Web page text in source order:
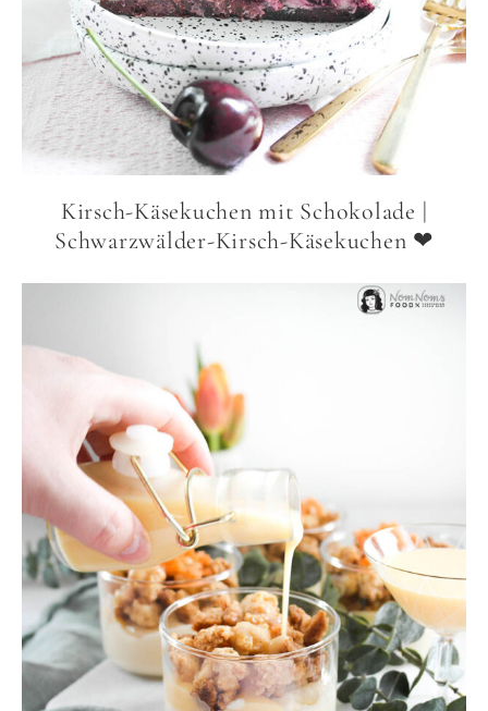
Kirsch-Käsekuchen mit Schokolade |
Schwarzwälder-Kirsch-Käsekuchen ❤